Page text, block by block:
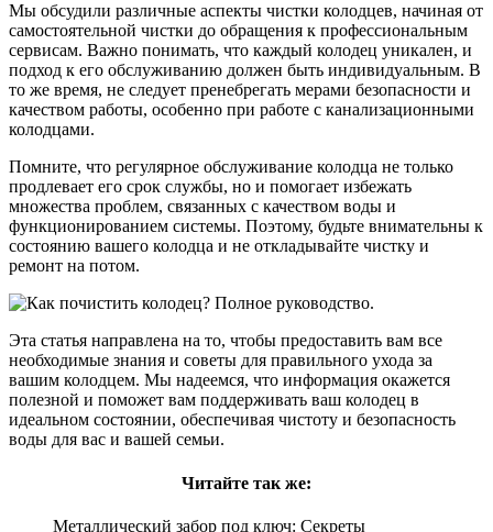
Мы обсудили различные аспекты чистки колодцев, начиная от
самостоятельной чистки до обращения к профессиональным
сервисам. Важно понимать, что каждый колодец уникален, и
подход к его обслуживанию должен быть индивидуальным. В
то же время, не следует пренебрегать мерами безопасности и
качеством работы, особенно при работе с канализационными
колодцами.
Помните, что регулярное обслуживание колодца не только
продлевает его срок службы, но и помогает избежать
множества проблем, связанных с качеством воды и
функционированием системы. Поэтому, будьте внимательны к
состоянию вашего колодца и не откладывайте чистку и
ремонт на потом.
Эта статья направлена на то, чтобы предоставить вам все
необходимые знания и советы для правильного ухода за
вашим колодцем. Мы надеемся, что информация окажется
полезной и поможет вам поддерживать ваш колодец в
идеальном состоянии, обеспечивая чистоту и безопасность
воды для вас и вашей семьи.
Читайте так же:
Металлический забор под ключ: Секреты